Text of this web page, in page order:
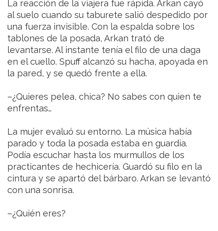
La reacción de la viajera fue rápida. Arkan cayó
al suelo cuando su taburete salió despedido por
una fuerza invisible. Con la espalda sobre los
tablones de la posada, Arkan trató de
levantarse. Al instante tenía el filo de una daga
en el cuello. Spuff alcanzó su hacha, apoyada en
la pared, y se quedó frente a ella.
–¿Quieres pelea, chica? No sabes con quien te
enfrentas…
La mujer evaluó su entorno. La música había
parado y toda la posada estaba en guardia.
Podía escuchar hasta los murmullos de los
practicantes de hechicería. Guardó su filo en la
cintura y se apartó del bárbaro. Arkan se levantó
con una sonrisa.
–¿Quién eres?